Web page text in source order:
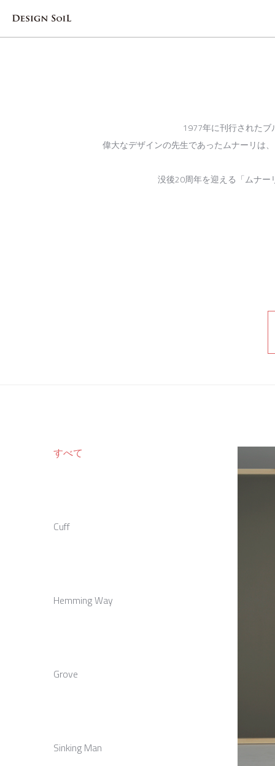
1977年に刊行されたブルーノ
偉大なデザインの先生であったムナーリは、この
没後20周年を迎える「ムナーリ先生
すべて
Cuff
Hemming Way
Grove
Sinking Man